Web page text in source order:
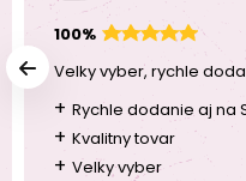
100%
Velky vyber, rychle
+ Rychle dodanie aj na
+ Kvalitny tovar
+ Velky vyber